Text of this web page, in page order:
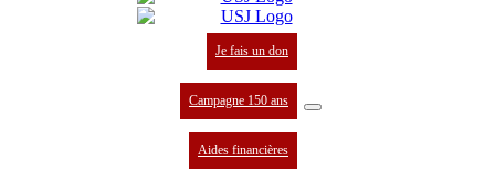
Je fais un don
Campagne 150 ans
Aides financières